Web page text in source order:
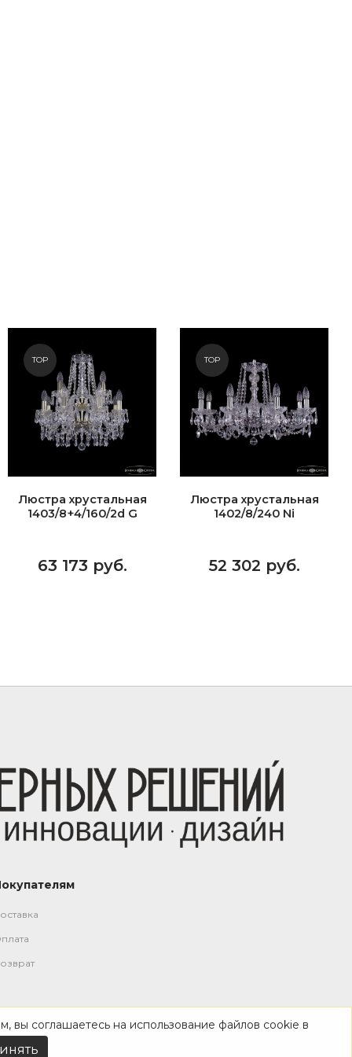
TOP
Люстра хрустальная
1403/8+4/160/2d G
63 173 руб.
TOP
Люстра хрустальная
1402/8/240 Ni
52 302 руб.
вы соглашаетесь на использование файлов cookie в